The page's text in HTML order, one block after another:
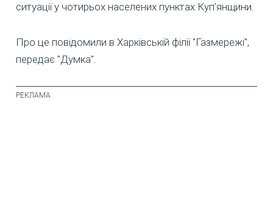
ситуації у чотирьох населених пунктах Куп’янщини.
Про це повідомили в Харківській філії "Газмережі",
передає "Думка".